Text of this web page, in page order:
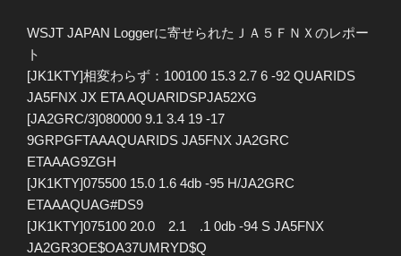
WSJT JAPAN Loggerに寄せられたＪＡ５ＦＮＸのレポー
ト
[JK1KTY]相変わらず：100100 15.3 2.7 6 -92 QUARIDS
JA5FNX JX ETA AQUARIDSPJA52XG
[JA2GRC/3]080000 9.1 3.4 19 -17
9GRPGFTAAAQUARIDS JA5FNX JA2GRC
ETAAAG9ZGH
[JK1KTY]075500 15.0 1.6 4db -95 H/JA2GRC
ETAAAQUAG#DS9
[JK1KTY]075100 20.0 2.1 .1 0db -94 S JA5FNX
JA2GR3OE$OA37UMRYD$Q